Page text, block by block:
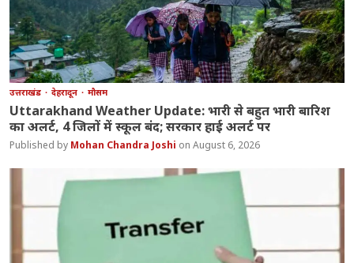
उत्तराखंड देहरादून मौसम
Uttarakhand Weather Update: भारी से बहुत भारी बारिश
का अलर्ट, 4 जिलों में स्कूल बंद; सरकार हाई अलर्ट पर
Mohan Chandra Joshi August 6, 2026